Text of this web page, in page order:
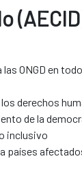
las ONGD en
derechos
de la
inclusivo
países